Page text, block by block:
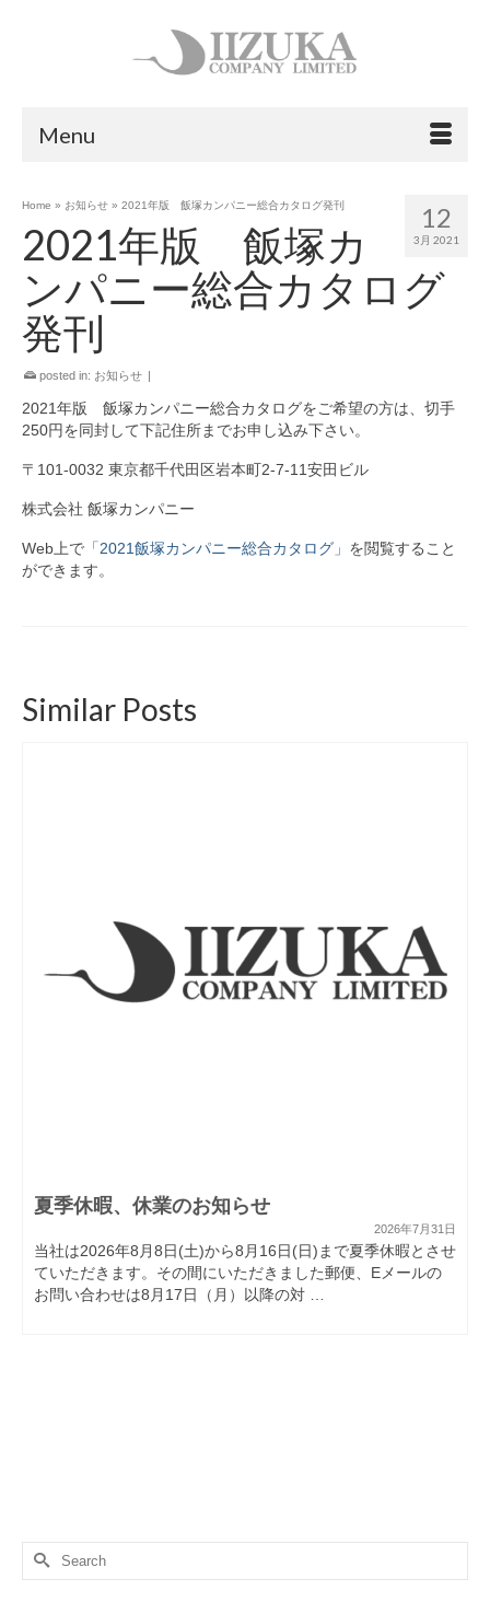
Menu
12
3月 2021
Home » お知らせ » 2021年版 飯塚カンパニー総合カタログ発刊
2021年版 飯塚カ
ンパニー総合カタログ
発刊
posted in: お知らせ |
2021年版 飯塚カンパニー総合カタログをご希望の方は、切手
250円を同封して下記住所までお申し込み下さい。
〒101-0032 東京都‎千代田区岩本町2-7-11安田ビル
株式会社 飯塚カンパニー
Web上で 「2021飯塚カンパニー総合カタログ」 を閲覧すること
ができます。
Similar Posts
夏季休暇、休業のお知らせ
2026年7月31日
当社は2026年8月8日(土)から8月16日(日)まで夏季休暇とさせ
ていただきます。その間にいただきました郵便、Eメールの
お問い合わせは8月17日（月）以降の対 …
Search